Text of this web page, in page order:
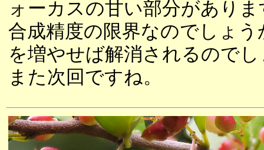
ォーカスの甘い部分がありま
合成精度の限界なのでしょ
を増やせば解消されるので
また次回ですね。